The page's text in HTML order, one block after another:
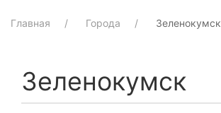
Главная Города Зеленокумск
Зеленокумск